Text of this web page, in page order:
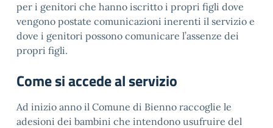
per i genitori che hanno iscritto i propri figli dove
vengono postate comunicazioni inerenti il servizio e
dove i genitori possono comunicare l’assenze dei
propri figli.
Come si accede al servizio
Ad inizio anno il Comune di Bienno raccoglie le
adesioni dei bambini che intendono usufruire del